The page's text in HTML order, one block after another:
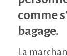
comme
bagage.
La